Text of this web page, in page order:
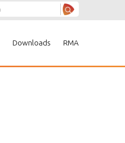
Downloads RMA